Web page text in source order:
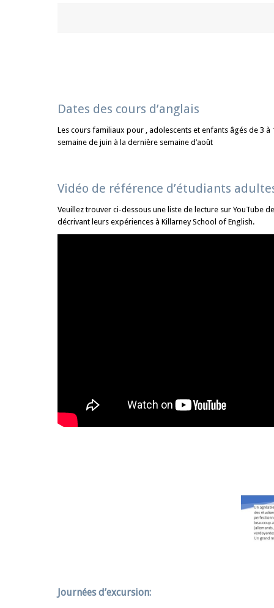
Dates des cours d’anglais
Les cours familiaux pour , adolescents et enfants âgés de 3 à
semaine de juin à la dernière semaine d’août
Vidéo de référence d’étudiants
Veuillez trouver ci-dessous une liste de lecture sur YouTube
décrivant leurs expériences à Killarney School of English.
Journées d’excursion: